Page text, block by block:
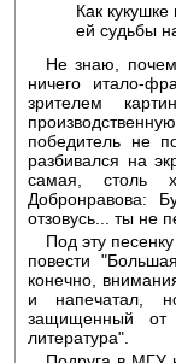
Как кукушке
ей судьбы
Не знаю,
ничего итало-
зрителем
победитель не
разбивался на
самая, столь
Добронравова:
отзовусь... ты не
Под эту
повести
конечно,
и напечатал,
защищенный от
литература".